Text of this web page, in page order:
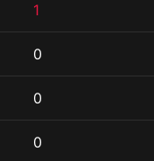
1
0
0
0